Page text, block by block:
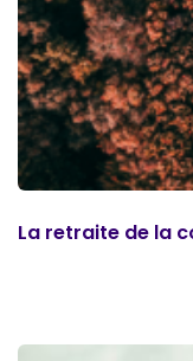
La retraite de la